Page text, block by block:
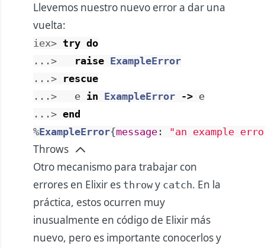
Llevemos nuestro nuevo error a dar una
vuelta:
iex> try do
...>
raise ExampleError
...> rescue
...>
e in ExampleError -> e
...> end
%ExampleError{message : "an example
Throws
Otro mecanismo para trabajar con
errores en Elixir es throw y catch. En la
práctica, estos ocurren muy
inusualmente en código de Elixir más
nuevo, pero es importante conocerlos y